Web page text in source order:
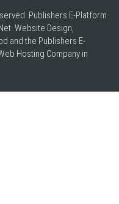
Publishers E-Platform
Website Design,
and the Publishers E-
Hosting Company in